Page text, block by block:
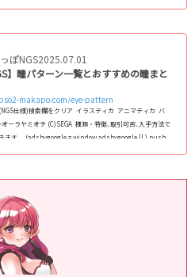
ム名コピー...
ぽNGS2025.07.01
】瞳パターン一覧とおすすめの瞳まと
makapo.com/eye-pattern
仕様)検索欄をクリア イラスティカ アニマティカ バ
ーラヤミオチ (C)SEGA 種類・特徴､取引可否､入手方法で
ます｡ (adsbygoogle = window.adsbygoogle || ).push
､全124種類実装｡顔の中では瞳が変わる最重要パーツなの